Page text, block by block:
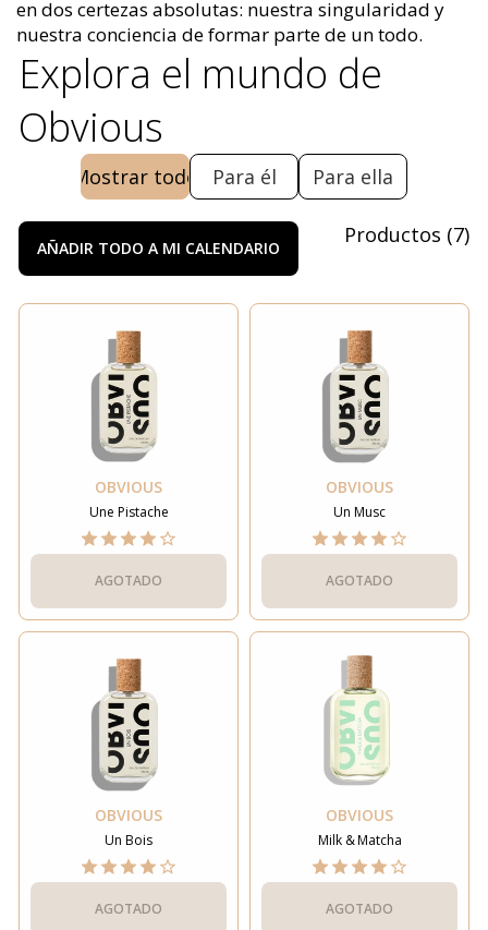
en dos certezas absolutas: nuestra singularidad y
nuestra conciencia de formar parte de un todo.
Explora el mundo de
Obvious
Mostrar todo Para él Para ella
AÑADIR TODO A MI CALENDARIO
Productos (7)
OBVIOUS
Une Pistache
AGOTADO
OBVIOUS
Un Musc
AGOTADO
OBVIOUS
Un Bois
AGOTADO
OBVIOUS
Milk & Matcha
AGOTADO